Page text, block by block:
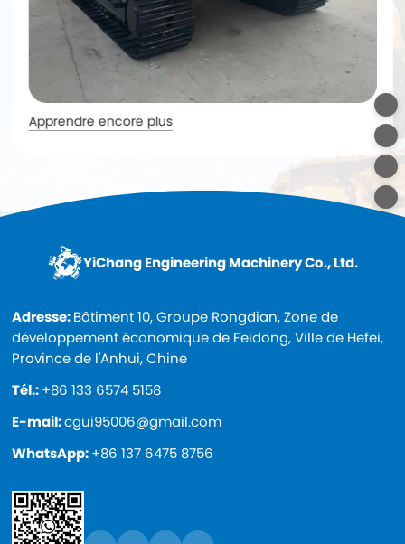
Apprendre encore plus
YiChang Engineering Machinery Co., Ltd.
Adresse:Bâtiment 10, Groupe Rongdian, Zone de
développement économique de Feidong, Ville de Hefei,
Province de l'Anhui, Chine
Tél.:+86 133 6574 5158
E-mail:cgui95006@gmail.com
WhatsApp:+86 137 6475 8756